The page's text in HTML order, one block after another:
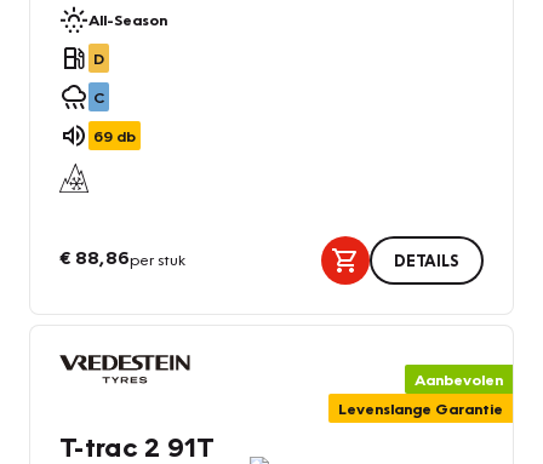
All-Season
D
C
69 db
€ 88,86per stuk DETAILS
Aanbevolen
Levenslange Garantie
T-trac 2 91T